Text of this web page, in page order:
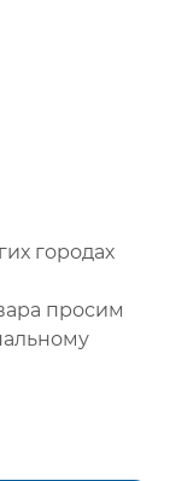
городах
просим